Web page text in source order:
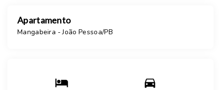
Apartamento
Mangabeira - João Pessoa/PB